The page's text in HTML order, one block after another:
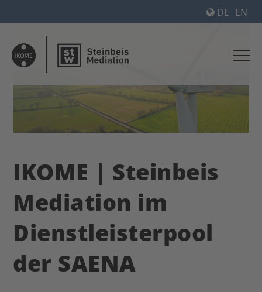
DE EN
IKOME | Steinbeis
Mediation im
Dienstleisterpool
der SAENA